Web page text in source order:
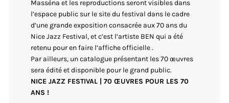
Masséna et les reproductions seront visibles dans
l’espace public sur le site du festival dans le cadre
d’une grande exposition consacrée aux 70 ans du
Nice Jazz Festival, et c’est l’artiste BEN qui a été
retenu pour en faire l’affiche officielle .
Par ailleurs, un catalogue présentant les 70 œuvres
sera édité et disponible pour le grand public.
NICE JAZZ FESTIVAL | 70 ŒUVRES POUR LES 70
ANS !